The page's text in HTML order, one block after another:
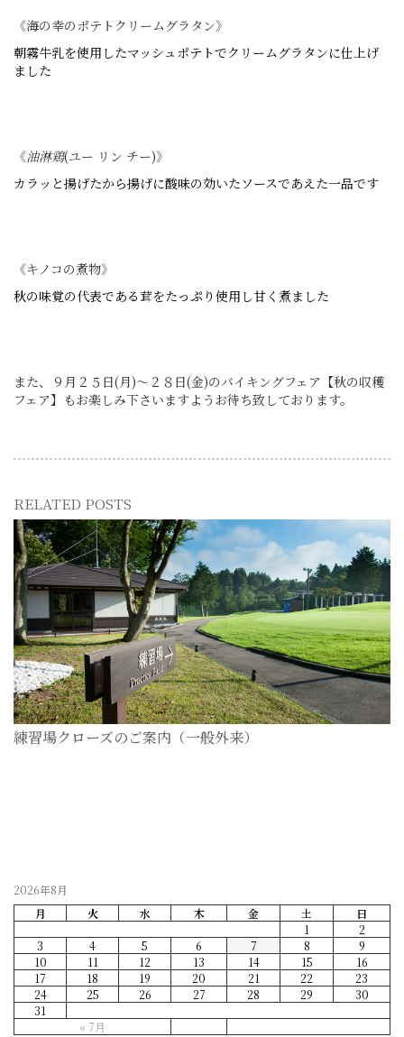
《海の幸のポテトクリームグラタン》
朝霧牛乳を使用したマッシュポテトでクリームグラタンに仕上げ
ました
《油淋鶏(ユー リン チー)》
カラッと揚げたから揚げに酸味の効いたソースであえた一品です
《キノコの煮物》
秋の味覚の代表である茸をたっぷり使用し甘く煮ました
また、９月２５日(月)～２８日(金)のバイキングフェア【秋の収穫
フェア】もお楽しみ下さいますようお待ち致しております。
RELATED POSTS
練習場クローズのご案内（一般外来）
2026年8月
月
火 水 木 金 土 日
« 7月
1
2
3
4 5 6 7 8
9
10
11 12 13 14 15
16
17
18 19 20 21 22
23
24
25 26 27 28 29
30
31